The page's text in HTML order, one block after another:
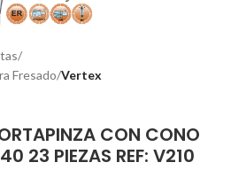
Fresado Vertex
CON CONO
23 PIEZAS REF: V210